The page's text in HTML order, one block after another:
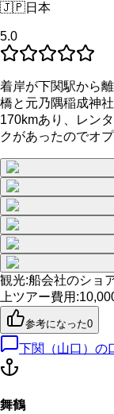
🇯🇵日本
5.0
着岸が下関駅から
橋と元乃隅稲成神
170kmあり、レン
クがあったのでオ
観光:船会社のショ
上ツアー費用 :
参考になった0
下関（山口） の
舞鶴